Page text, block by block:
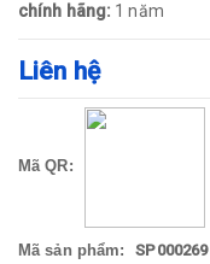
chính hãng: 1 năm
Liên hệ
Mã QR:
Mã sản phẩm: SP000269